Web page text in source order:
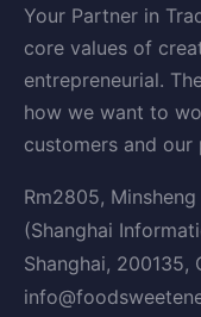
Your Partner in
core values of
entrepreneurial.
how we want to
customers and our
Rm2805,
(Shanghai
Shanghai, 200135,